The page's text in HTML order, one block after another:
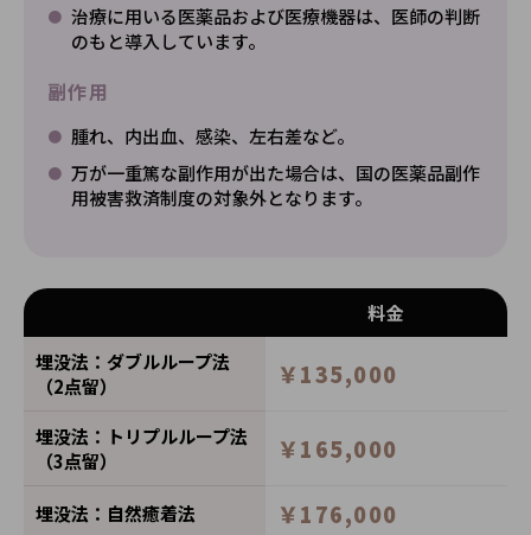
治療に用いる医薬品および医療機器は、医師の判断
のもと導入しています。
副作用
腫れ、内出血、感染、左右差など。
万が一重篤な副作用が出た場合は、国の医薬品副作
用被害救済制度の対象外となります。
料金
埋没法：ダブルループ法
（2点留）
￥135,000
埋没法：トリプルループ法
（3点留）
￥165,000
埋没法：自然癒着法 ￥176,000